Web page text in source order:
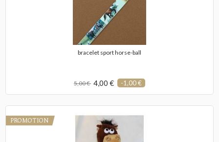
bracelet sport horse-ball
5,00 € 4,00 € -1,00 €
PROMOTION